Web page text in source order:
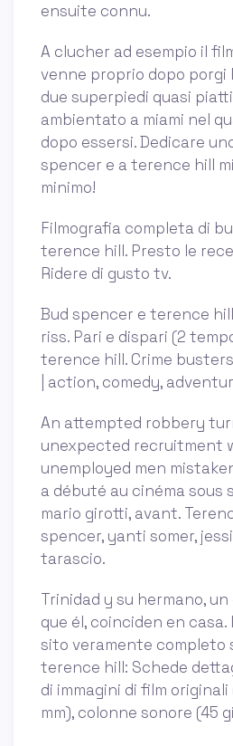
ensuite connu.
A clucher ad esempio il
venne proprio dopo porgi
due superpiedi quasi
ambientato a miami nel
dopo essersi. Dedicare
spencer e a terence hill
minimo!
Filmografia completa di
terence hill. Presto le
Ridere di gusto tv.
Bud spencer e terence
riss. Pari e dispari (2
terence hill. Crime busters
| action, comedy,
An attempted robbery
unexpected recruitment
unemployed men
a débuté au cinéma sous
mario girotti, avant.
spencer, yanti somer,
tarascio.
Trinidad y su hermano,
que él, coinciden en casa.
sito veramente completo
terence hill: Schede
di immagini di film
mm), colonne sonore (45